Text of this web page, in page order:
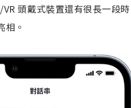
VR 頭戴式裝置還有很長一段時
相。